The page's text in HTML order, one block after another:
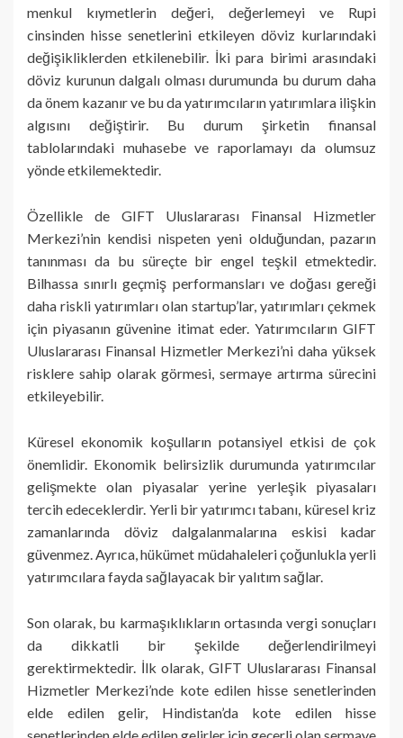
menkul kıymetlerin değeri, değerlemeyi ve Rupi
cinsinden hisse senetlerini etkileyen döviz kurlarındaki
değişikliklerden etkilenebilir. İki para birimi arasındaki
döviz kurunun dalgalı olması durumunda bu durum daha
da önem kazanır ve bu da yatırımcıların yatırımlara ilişkin
algısını değiştirir. Bu durum şirketin finansal
tablolarındaki muhasebe ve raporlamayı da olumsuz
yönde etkilemektedir.
Özellikle de GIFT Uluslararası Finansal Hizmetler
Merkezi’nin kendisi nispeten yeni olduğundan, pazarın
tanınması da bu süreçte bir engel teşkil etmektedir.
Bilhassa sınırlı geçmiş performansları ve doğası gereği
daha riskli yatırımları olan startup’lar, yatırımları çekmek
için piyasanın güvenine itimat eder. Yatırımcıların GIFT
Uluslararası Finansal Hizmetler Merkezi’ni daha yüksek
risklere sahip olarak görmesi, sermaye artırma sürecini
etkileyebilir.
Küresel ekonomik koşulların potansiyel etkisi de çok
önemlidir. Ekonomik belirsizlik durumunda yatırımcılar
gelişmekte olan piyasalar yerine yerleşik piyasaları
tercih edeceklerdir. Yerli bir yatırımcı tabanı, küresel kriz
zamanlarında döviz dalgalanmalarına eskisi kadar
güvenmez. Ayrıca, hükümet müdahaleleri çoğunlukla yerli
yatırımcılara fayda sağlayacak bir yalıtım sağlar.
Son olarak, bu karmaşıklıkların ortasında vergi sonuçları
da dikkatli bir şekilde değerlendirilmeyi
gerektirmektedir. İlk olarak, GIFT Uluslararası Finansal
Hizmetler Merkezi’nde kote edilen hisse senetlerinden
elde edilen gelir, Hindistan’da kote edilen hisse